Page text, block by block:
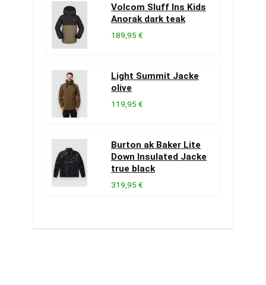
Volcom Sluff Ins Kids
Anorak dark teak
189,95 €
Light Summit Jacke
olive
119,95 €
Burton ak Baker Lite
Down Insulated Jacke
true black
319,95 €